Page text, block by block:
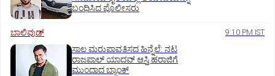
ಬಂಧಿಸಿದ ಪೊಲೀಸರು
ಬಾಲಿವುಡ್‌ 9:10 PM IST
ಸಾಲ ಮರುಪಾವತಿಸದ ಹಿನ್ನೆಲೆ: ನಟ
ರಾಜಪಾಲ್ ಯಾದವ್‌ ಆಸ್ತಿ ಹರಾಜಿಗೆ
ಮುಂದಾದ ಬ್ಯಾಂಕ್